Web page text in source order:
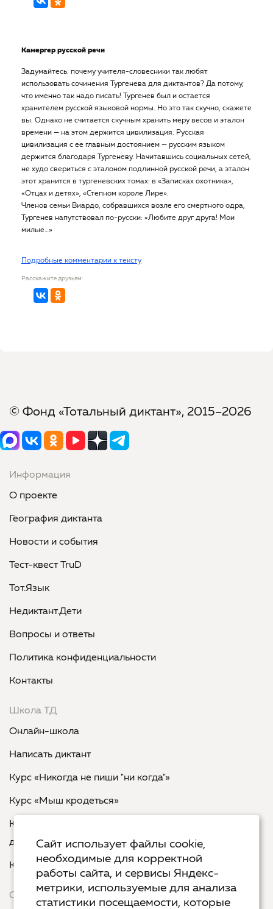
Камергер русской речи
Задумайтесь: почему учителя-словесники так любят
использовать сочинения Тургенева для диктантов? Да потому,
что именно так надо писать! Тургенев был и остается
хранителем русской языковой нормы. Но это так скучно, скажете
вы. Однако не считается скучным хранить меру весов и эталон
времени — на этом держится цивилизация. Русская
цивилизация с ее главным достоянием — русским языком
держится благодаря Тургеневу. Начитавшись социальных сетей,
не худо свериться с эталоном подлинной русской речи, а эталон
этот хранится в тургеневских томах: в «Записках охотника»,
«Отцах и детях», «Степном короле Лире».
Членов семьи Виардо, собравшихся возле его смертного одра,
Тургенев напутствовал по-русски: «Любите друг друга! Мои
милые…»
Подробные комментарии к тексту
Расскажите друзьям:
© Фонд «Тотальный диктант», 2015–2026
Информация
О проекте
География диктанта
Новости и события
Тест-квест TruD
Тот.Язык
Недиктант.Дети
Вопросы и ответы
Политика конфиденциальности
Контакты
Школа ТД
Онлайн-школа
Написать диктант
Курс «Никогда не пиши "ни когда"»
Курс «Мыш кродеться»
Курс «Русская пунктуация: болевые точки... и
двоеточия»
Курс «Я пишу - мне отвечают»
Сервисы
Сайт использует файлы cookie,
необходимые для корректной
работы сайта, и сервисы Яндекс-
метрики, используемые для анализа
статистики посещаемости, которые